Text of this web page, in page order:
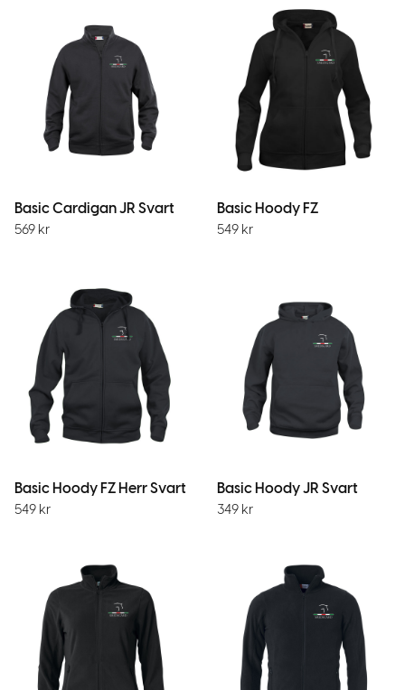
Basic Cardigan JR Svart
569 kr
Basic Hoody FZ
549 kr
Basic Hoody FZ Herr Svart
549 kr
Basic Hoody JR Svart
349 kr